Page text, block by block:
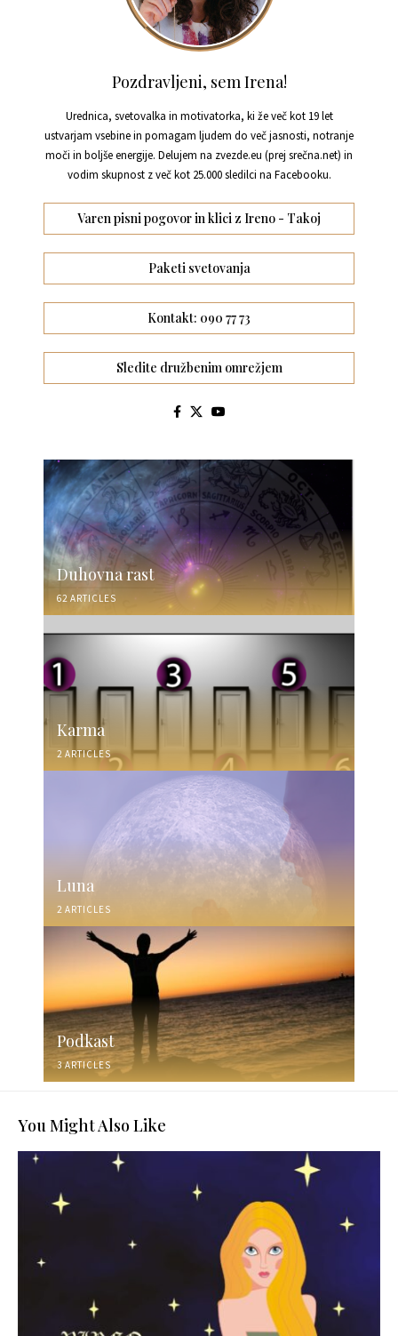
Pozdravljeni, sem Irena!
Urednica, svetovalka in motivatorka, ki že več kot 19 let
ustvarjam vsebine in pomagam ljudem do več jasnosti, notranje
moči in boljše energije. Delujem na zvezde.eu (prej srečna.net) in
vodim skupnost z več kot 25.000 sledilci na Facebooku.
Varen pisni pogovor in klici z Ireno - Takoj
Paketi svetovanja
Kontakt: 090 77 73
Sledite družbenim omrežjem
Duhovna rast
62 ARTICLES
Karma
2 ARTICLES
Luna
2 ARTICLES
Podkast
3 ARTICLES
You Might Also Like